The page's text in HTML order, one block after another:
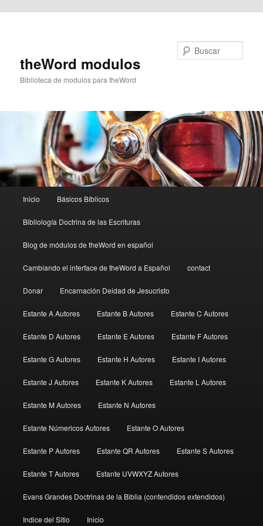
theWord modulos
Biblioteca de modulos para theWord
principal
Inicio Básicos Bíblicos
Bibliología Doctrina de las Escrituras
Blog de módulos de theWord en español
Cambiando el interface de theWord a Español contact
Donar Encarnación Deidad de Jesucristo
Estante A Autores Estante B Autores Estante C Autores
Estante D Autores Estante E Autores Estante F Autores
Estante G Autores Estante H Autores Estante I Autores
Estante J Autores Estante K Autores Estante L Autores
Estante M Autores Estante N Autores
Estante Númericos Autores Estante O Autores
Estante P Autores Estante QR Autores Estante S Autores
Estante T Autores Estante UVWXYZ Autores
Evans Grandes Doctrinas de la Biblia (contendidos extendidos)
Indice del Sitio Inicio